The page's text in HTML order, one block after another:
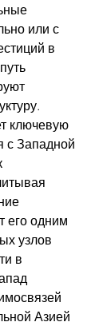
или с
в
ключевую
с Западной
его одним
узлов
в
Азией